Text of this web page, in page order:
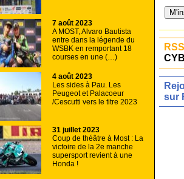
7 août 2023
A MOST, Alvaro Bautista
entre dans la légende du
WSBK en remportant 18
courses en une (…)
4 août 2023
Les sides à Pau. Les
Peugeot et Palacoeur
/Cescutti vers le titre 2023
31 juillet 2023
Coup de théâtre à Most : La
victoire de la 2e manche
supersport revient à une
Honda !
sur